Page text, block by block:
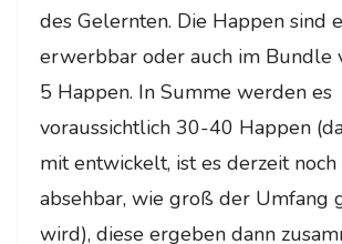
des Gelernten. Die Happen sind
erwerbbar oder auch im Bundle
5 Happen. In Summe werden es
voraussichtlich 30-40 Happen
mit entwickelt, ist es derzeit noch
absehbar, wie groß der Umfang
wird), diese ergeben dann